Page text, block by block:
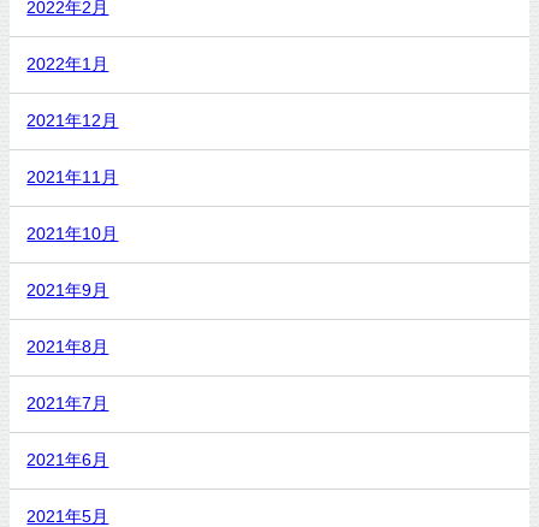
2022年2月
2022年1月
2021年12月
2021年11月
2021年10月
2021年9月
2021年8月
2021年7月
2021年6月
2021年5月